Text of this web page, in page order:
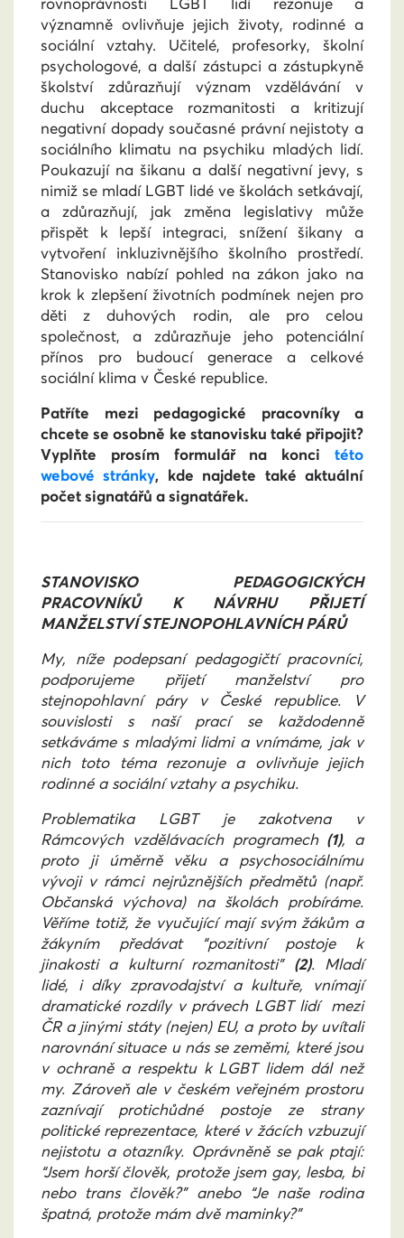
významně ovlivňuje jejich životy, rodinné a
sociální vztahy. Učitelé, profesorky, školní
psychologové, a další zástupci a zástupkyně
školství zdůrazňují význam vzdělávání v
duchu akceptace rozmanitosti a kritizují
negativní dopady současné právní nejistoty a
sociálního klimatu na psychiku mladých lidí.
Poukazují na šikanu a další negativní jevy, s
nimiž se mladí LGBT lidé ve školách setkávají,
a zdůrazňují, jak změna legislativy může
přispět k lepší integraci, snížení šikany a
vytvoření inkluzivnějšího školního prostředí.
Stanovisko nabízí pohled na zákon jako na
krok k zlepšení životních podmínek nejen pro
děti z duhových rodin, ale pro celou
společnost, a zdůrazňuje jeho potenciální
přínos pro budoucí generace a celkové
sociální klima v České republice.
Patříte mezi pedagogické pracovníky a
chcete se osobně ke stanovisku také připojit?
Vyplňte prosím formulář na konci této
webové stránky, kde najdete také aktuální
počet signatářů a signatářek.
STANOVISKO PEDAGOGICKÝCH
PRACOVNÍKŮ K NÁVRHU PŘIJETÍ
MANŽELSTVÍ STEJNOPOHLAVNÍCH PÁRŮ
My, níže podepsaní pedagogičtí pracovníci,
podporujeme přijetí manželství pro
stejnopohlavní páry v České republice. V
souvislosti s naší prací se každodenně
setkáváme s mladými lidmi a vnímáme, jak v
nich toto téma rezonuje a ovlivňuje jejich
rodinné a sociální vztahy a psychiku.
Problematika LGBT je zakotvena v
Rámcových vzdělávacích programech (1), a
proto ji úměrně věku a psychosociálnímu
vývoji v rámci nejrůznějších předmětů (např.
Občanská výchova) na školách probíráme.
Věříme totiž, že vyučující mají svým žákům a
žákyním předávat “pozitivní postoje k
jinakosti a kulturní rozmanitosti” (2). Mladí
lidé, i díky zpravodajství a kultuře, vnímají
dramatické rozdíly v právech LGBT lidí mezi
ČR a jinými státy (nejen) EU, a proto by uvítali
narovnání situace u nás se zeměmi, které jsou
v ochraně a respektu k­­­­­­­­­­­­­­­­­­­ LGBT lidem dál než
my. Zároveň ale v českém veřejném prostoru
zaznívají protichůdné postoje ze strany
politické reprezentace, které v žácích vzbuzují
nejistotu a otazníky. Oprávněně se pak ptají:
“Jsem horší člověk, protože jsem gay, lesba, bi
nebo trans člověk?” anebo “Je naše rodina
špatná, protože mám dvě maminky?”